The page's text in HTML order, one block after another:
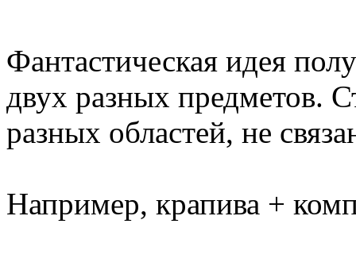
Фантастическая идея
двух разных предметов.
разных областей, не
Например, крапива +